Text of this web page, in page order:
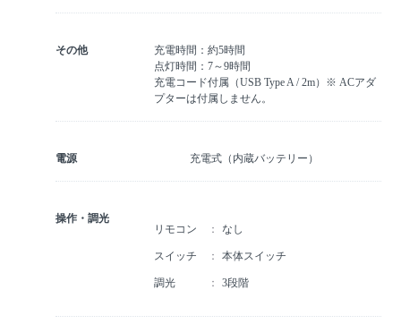
その他
充電時間：約5時間
点灯時間：7～9時間
充電コード付属（USB Type A / 2m）※ ACアダ
プターは付属しません。
電源 充電式（内蔵バッテリー）
操作・調光
リモコン
なし
スイッチ 本体スイッチ
調光 3段階